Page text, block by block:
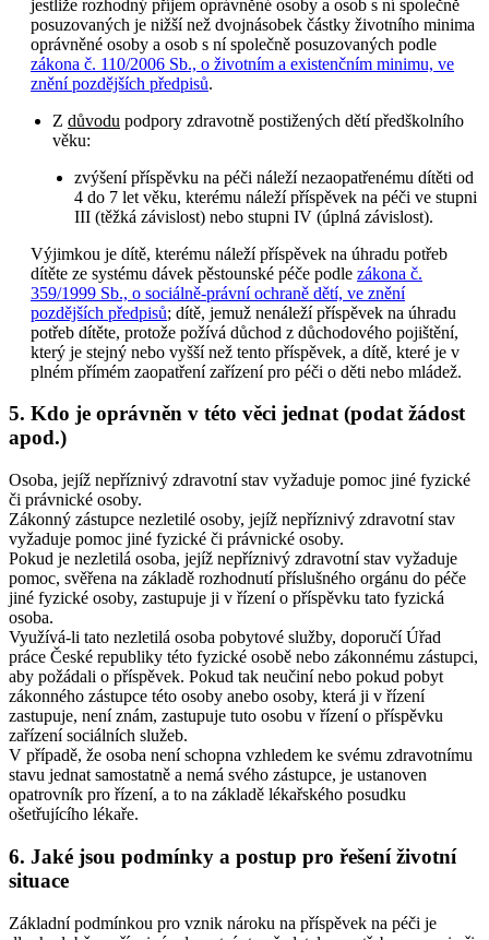
jestliže rozhodný příjem oprávněné osoby a osob s ní společně
posuzovaných je nižší než dvojnásobek částky životního minima
oprávněné osoby a osob s ní společně posuzovaných podle
zákona č. 110/2006 Sb., o životním a existenčním minimu, ve
znění pozdějších předpisů.
Z důvodu podpory zdravotně postižených dětí předškolního
věku:
zvýšení příspěvku na péči náleží nezaopatřenému dítěti od
4 do 7 let věku, kterému náleží příspěvek na péči ve stupni
III (těžká závislost) nebo stupni IV (úplná závislost).
Výjimkou je dítě, kterému náleží příspěvek na úhradu potřeb
dítěte ze systému dávek pěstounské péče podlezákona č.
359/1999 Sb., o sociálně-právní ochraně dětí, ve znění
pozdějších předpisů; dítě, jemuž nenáleží příspěvek na úhradu
potřeb dítěte, protože požívá důchod z důchodového pojištění,
který je stejný nebo vyšší než tento příspěvek, a dítě, které je v
plném přímém zaopatření zařízení pro péči o děti nebo mládež.
5. Kdo je oprávněn v této věci jednat (podat žádost
apod.)
Osoba, jejíž nepříznivý zdravotní stav vyžaduje pomoc jiné fyzické
či právnické osoby.
Zákonný zástupce nezletilé osoby, jejíž nepříznivý zdravotní stav
vyžaduje pomoc jiné fyzické či právnické osoby.
Pokud je nezletilá osoba, jejíž nepříznivý zdravotní stav vyžaduje
pomoc, svěřena na základě rozhodnutí příslušného orgánu do péče
jiné fyzické osoby, zastupuje ji v řízení o příspěvku tato fyzická
osoba.
Využívá-li tato nezletilá osoba pobytové služby, doporučí Úřad
práce České republiky této fyzické osobě nebo zákonnému zástupci,
aby požádali o příspěvek. Pokud tak neučiní nebo pokud pobyt
zákonného zástupce této osoby anebo osoby, která ji v řízení
zastupuje, není znám, zastupuje tuto osobu v řízení o příspěvku
zařízení sociálních služeb.
V případě, že osoba není schopna vzhledem ke svému zdravotnímu
stavu jednat samostatně a nemá svého zástupce, je ustanoven
opatrovník pro řízení, a to na základě lékařského posudku
ošetřujícího lékaře.
6. Jaké jsou podmínky a postup pro řešení životní
situace
Základní podmínkou pro vznik nároku na příspěvek na péči je